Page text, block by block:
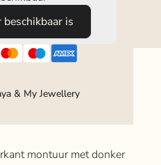
is
& My Jewellery
montuur met donker